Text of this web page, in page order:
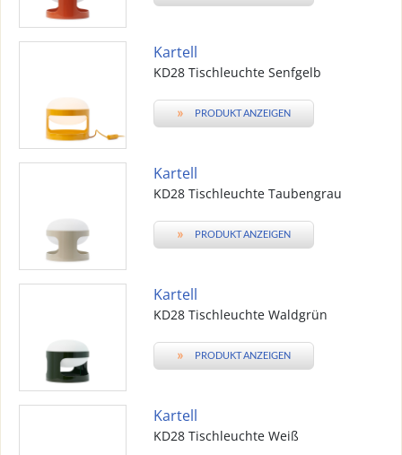
Kartell
KD28 Tischleuchte Senfgelb
» PRODUKT ANZEIGEN
Kartell
KD28 Tischleuchte Taubengrau
» PRODUKT ANZEIGEN
Kartell
KD28 Tischleuchte Waldgrün
» PRODUKT ANZEIGEN
Kartell
KD28 Tischleuchte Weiß